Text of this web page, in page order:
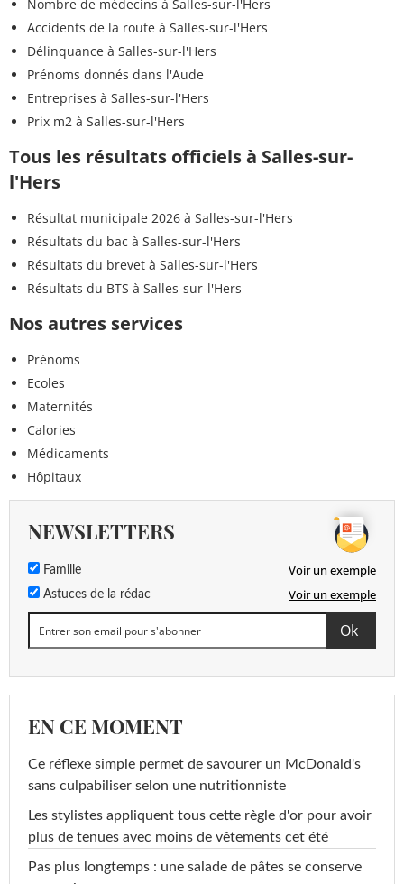
Nombre de médecins à Salles-sur-l'Hers
Accidents de la route à Salles-sur-l'Hers
Délinquance à Salles-sur-l'Hers
Prénoms donnés dans l'Aude
Entreprises à Salles-sur-l'Hers
Prix m2 à Salles-sur-l'Hers
Tous les résultats officiels à Salles-sur-
l'Hers
Résultat municipale 2026 à Salles-sur-l'Hers
Résultats du bac à Salles-sur-l'Hers
Résultats du brevet à Salles-sur-l'Hers
Résultats du BTS à Salles-sur-l'Hers
Nos autres services
Prénoms
Ecoles
Maternités
Calories
Médicaments
Hôpitaux
NEWSLETTERS
Famille Voir un exemple
Astuces de la rédac Voir un exemple
EN CE MOMENT
Ce réflexe simple permet de savourer un McDonald's
sans culpabiliser selon une nutritionniste
Les stylistes appliquent tous cette règle d'or pour avoir
plus de tenues avec moins de vêtements cet été
Pas plus longtemps : une salade de pâtes se conserve